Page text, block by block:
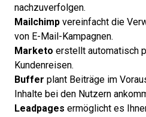
nachzuverfolgen.
Mailchimp vereinfacht die
von E-Mail-Kampagnen.
Marketo erstellt automatisch
Kundenreisen.
Buffer plant Beiträge im
Inhalte bei den Nutzern
Leadpages ermöglicht es